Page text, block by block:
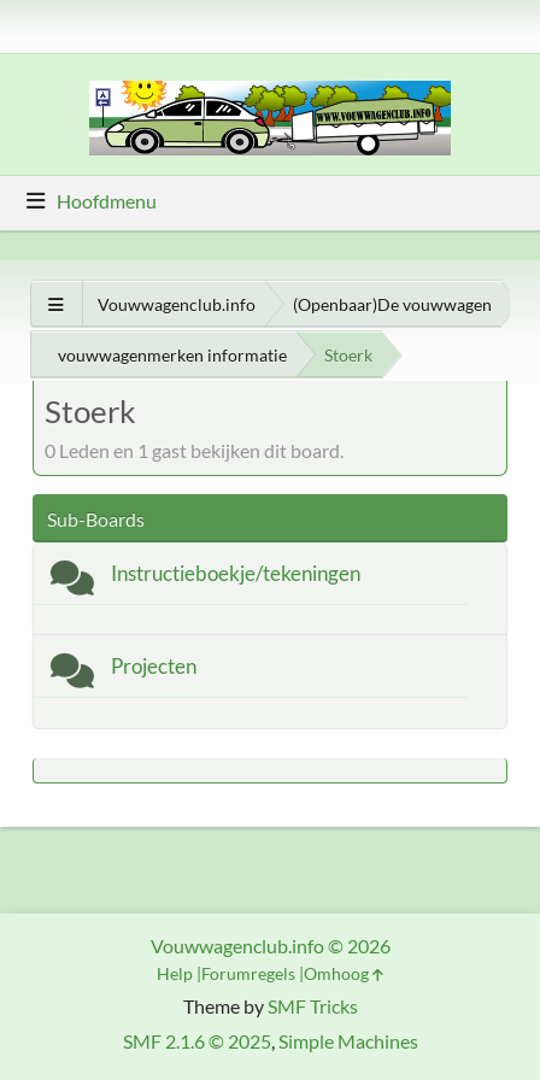
Hoofdmenu
Vouwwagenclub.info (Openbaar)De vouwwagen
vouwwagenmerken informatie Stoerk
Stoerk
0 Leden en 1 gast bekijken dit board.
Sub-Boards
Instructieboekje/tekeningen
Projecten
Theme bySMF Tricks
SMF 2.1.6 © 2025,Simple Machines
Vouwwagenclub.info © 2026
Help Forumregels Omhoog